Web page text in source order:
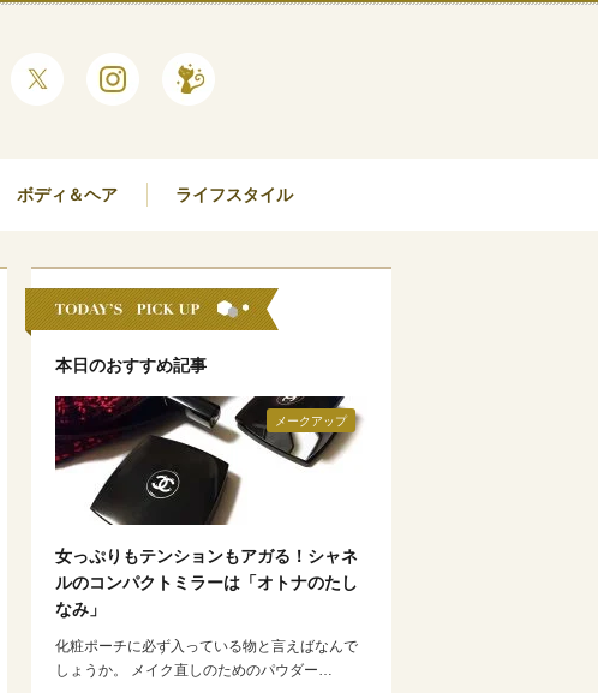
ボディ＆ヘア ライフスタイル
本日のおすすめ記事
メークアップ
女っぷりもテンションもアガる！シャネ
ルのコンパクトミラーは「オトナのたし
なみ」
化粧ポーチに必ず入っている物と言えばなんで
しょうか。 メイク直しのためのパウダー…